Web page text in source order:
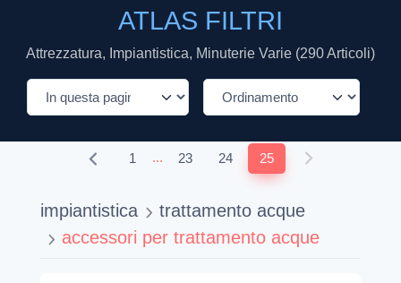
ATLAS FILTRI
Attrezzatura, Impiantistica, Minuterie Varie (290 Articoli)
1 ... 23 24 25
impiantistica
trattamento acque
accessori per trattamento acque